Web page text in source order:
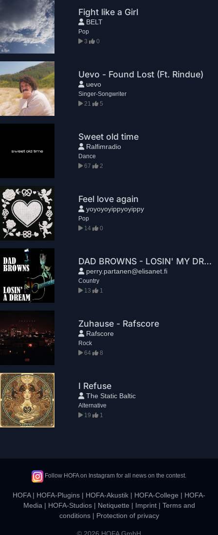
Fight like a Girl
BELT
Pop
3
0
Uevo - Found Lost (Ft. Rindue)
uevo
Singer-Songwriter
21
5
Sweet old time
Ralfimradio
Dance
67
2
Feel love again
yoyoyoyippyoyippy
Pop
14
0
DAD BROWNS - LOSIN' MY DREAM
perry.partanen@elisanet.fi
Country
13
1
Zuhause - Rafscore
Rafscore
Rock
64
8
I Refuse
The Static Baltic
Alternative
19
1
Follow HOFA on Instagram for all news on the contest.
HOFA| HOFA-Plugins | HOFA-Akustik | HOFA-College | HOFA-
Media | HOFA-Studios| Netiquette | Imprint| Terms and
conditions| Protection of privacy
© 2026 HOFA GmbH